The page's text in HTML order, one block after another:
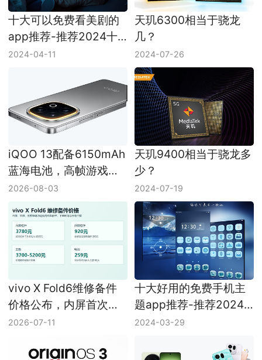
十大可以免费看美剧的
app推荐-推荐2024十
款可以免费看美剧的
2024-04-11
天玑6300相当于骁龙
几？
2024-07-26
iQOO 13配备6150mAh
蓝海电池，高帧游戏耗
电边界说明
2026-08-03
天玑9400相当于骁龙多
少？
2024-07-19
vivo X Fold6维修备件
价格公布，内屏首次维
修2835元起
2026-07-11
十大好用的免费手机主
题app推荐-推荐2024
十款好用的免费手机主
2024-03-29